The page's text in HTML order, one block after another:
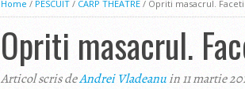
Home / PESCUIT / CARP THEATRE / Opriti masacrul.
Opriti masacrul.
Articol scris deAndrei Vladeanuin 11 martie